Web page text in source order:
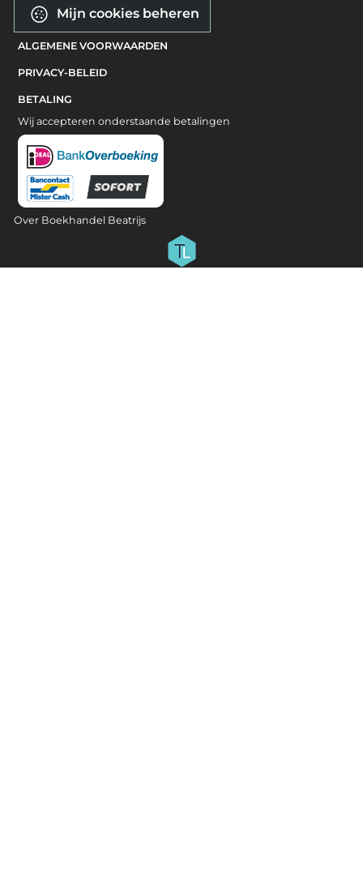
Mijn cookies beheren
ALGEMENE VOORWAARDEN
PRIVACY-BELEID
BETALING
Wij accepteren onderstaande betalingen
Over Boekhandel Beatrijs